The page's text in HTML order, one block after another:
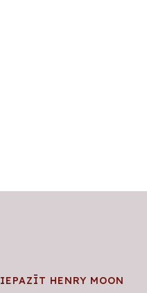
IEPAZĪT HENRY MOON